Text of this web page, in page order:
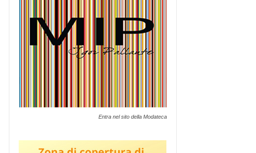
Entra nel sito della Modateca